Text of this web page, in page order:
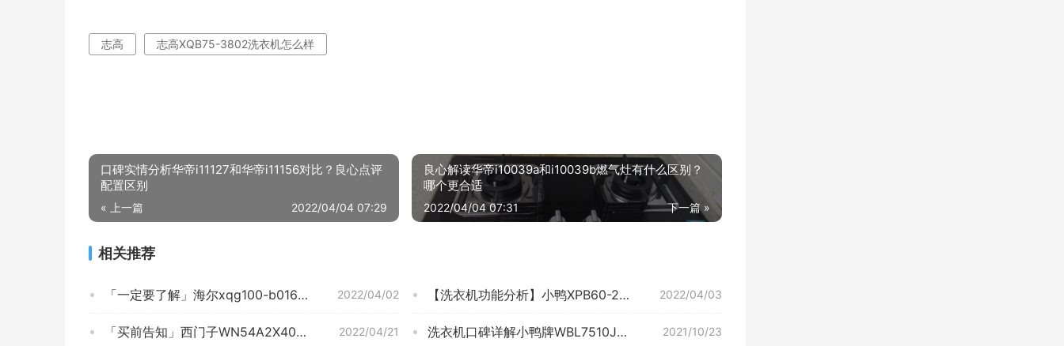
志高 志高XQB75-3802洗衣机怎么样
口碑实情分析华帝i11127和华帝i11156对比？良心点评
配置区别
« 上一篇 2022/04/04 07:29
良心解读华帝i10039a和i10039b燃气灶有什么区别？
哪个更合适
下一篇 »
2022/04/04 07:31
相关推荐
2022/04/02
「一定要了解」海尔xqg100-b016g和海尔EG10012B509G比较 哪款好？评测结果不看后悔 2022/04/03
【洗衣机功能分析】小鸭XPB60-2860CS 性能质量好不好？全面评测性价比怎么样？
2022/04/21
「买前告知」西门子WN54A2X40W与博世WNA154A90W 哪个更好用？这样选不盲目 2021/10/23
洗衣机口碑详解小鸭牌WBL7510J评测结果怎么样？不值得买吗？